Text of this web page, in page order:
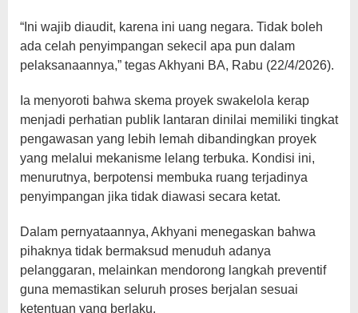
‎“Ini wajib diaudit, karena ini uang negara. Tidak boleh
ada celah penyimpangan sekecil apa pun dalam
pelaksanaannya,” tegas Akhyani BA, Rabu (22/4/2026).
‎Ia menyoroti bahwa skema proyek swakelola kerap
menjadi perhatian publik lantaran dinilai memiliki tingkat
pengawasan yang lebih lemah dibandingkan proyek
yang melalui mekanisme lelang terbuka. Kondisi ini,
menurutnya, berpotensi membuka ruang terjadinya
penyimpangan jika tidak diawasi secara ketat.
‎Dalam pernyataannya, Akhyani menegaskan bahwa
pihaknya tidak bermaksud menuduh adanya
pelanggaran, melainkan mendorong langkah preventif
guna memastikan seluruh proses berjalan sesuai
ketentuan yang berlaku.